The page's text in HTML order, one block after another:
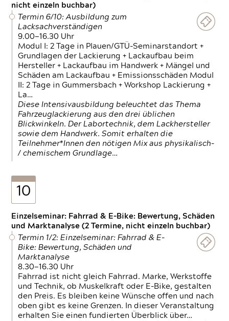
nicht einzeln buchbar)
Termin 6/10: Ausbildung zum
Lacksachverständigen
9.00—16.30 Uhr
Modul I: 2 Tage in Plauen/GTÜ-Seminarstandort +
Grundlagen der Lackierung + Lackaufbau beim
Hersteller + Lackaufbau im Handwerk + Mängel und
Schäden am Lackaufbau + Emissionsschäden Modul
II: 2 Tage in Gummersbach + Workshop Lackierung +
La…
Diese Intensivausbildung beleuchtet das Thema
Fahrzeuglackierung aus den drei üblichen
Blickwinkeln. Der Labortechnik, dem Lackhersteller
sowie dem Handwerk. Somit erhalten die
Teilnehmer*Innen den nötigen Mix aus physikalisch-
/ chemischem Grundlage…
10
Einzelseminar: Fahrrad & E-Bike: Bewertung, Schäden
und Marktanalyse (2 Termine, nicht einzeln buchbar)
Termin 1/2: Einzelseminar: Fahrrad & E-
Bike: Bewertung, Schäden und
Marktanalyse
8.30—16.30 Uhr
Fahrrad ist nicht gleich Fahrrad. Marke, Werkstoffe
und Technik, ob Muskelkraft oder E-Bike, gestalten
den Preis. Es bleiben keine Wünsche offen und nach
oben gibt es keine Grenzen. In dieser Veranstaltung
erhalten Sie einen fundierten Überblick über…